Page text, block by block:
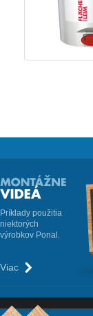
Príklady použitia
niektorých
výrobkov Ponal.
Viac